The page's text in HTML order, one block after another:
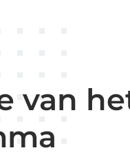
van